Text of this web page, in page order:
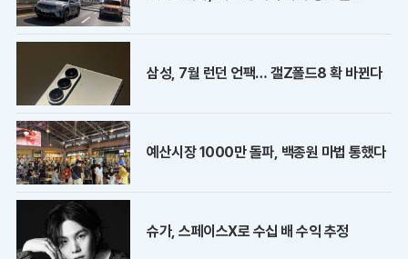
삼성, 7월 런던 언팩… 갤Z폴드8 확 바뀐다
예산시장 1000만 돌파, 백종원 마법 통했다
슈가, 스페이스X로 수십 배 수익 추정